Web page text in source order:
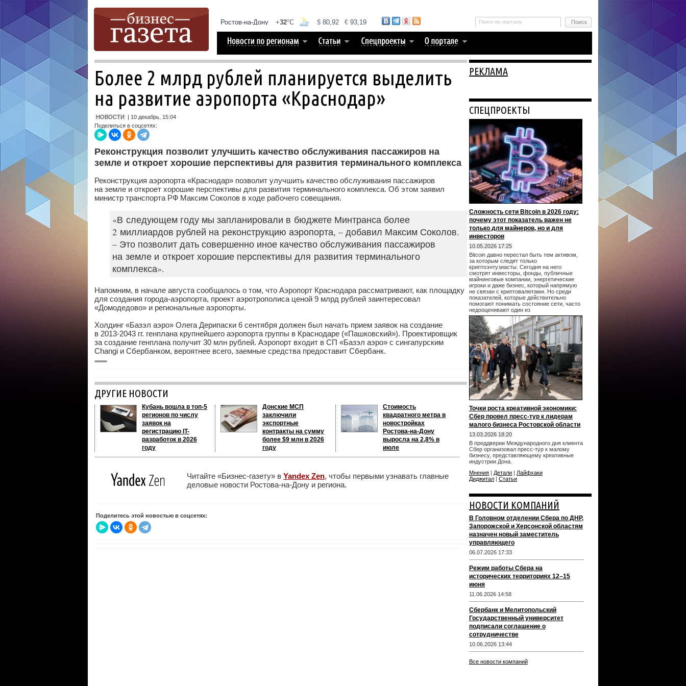
Более 2 млрд рублей планируется выделить
на развитие аэропорта «Краснодар»
НОВОСТИ
| 10 декабрь, 15:04
Поделиться в соцсетях:
Реконструкция позволит улучшить качество обслуживания пассажиров на
земле и откроет хорошие перспективы для развития терминального комплекса
Реконструкция аэропорта «Краснодар» позволит улучшить качество обслуживания пассажиров
на земле и откроет хорошие перспективы для развития терминального комплекса. Об этом заявил
министр транспорта РФ Максим Соколов в ходе рабочего совещания.
«В следующем году мы запланировали в бюджете Минтранса более
2 миллиардов рублей на реконструкцию аэропорта, – добавил Максим Соколов.
– Это позволит дать совершенно иное качество обслуживания пассажиров
на земле и откроет хорошие перспективы для развития терминального
комплекса».
Напомним, в начале августа сообщалось о том, что Аэропорт Краснодара рассматривают, как площадку
для создания города-аэропорта, проект аэротрополиса ценой 9 млрд рублей заинтересовал
«Домодедово» и региональные аэропорты.
Холдинг «Базэл аэро» Олега Дерипаски 6 сентября должен был начать прием заявок на создание
в 2013-2043 гг. генплана крупнейшего аэропорта группы в Краснодаре («Пашковский»). Проектировщик
за создание генплана получит 30 млн рублей. Аэропорт входит в СП «Базэл аэро» с сингапурским
Changi и Сбербанком, вероятнее всего, заемные средства предоставит Сбербанк.
ДРУГИЕ НОВОСТИ
Кубань вошла в топ-5
регионов по числу
заявок на
регистрацию IT-
разработок в 2026
году
Донские МСП
заключили
экспортные
контракты на сумму
более $9 млн в 2026
году
Стоимость
квадратного метра в
новостройках
Ростова-на-Дону
выросла на 2,8% в
июле
Читайте «Бизнес-газету» в Yandex Zen, чтобы первыми узнавать главные
деловые новости Ростова-на-Дону и региона.
Поделитесь этой новостью в соцсетях:
РЕКЛАМА
СПЕЦПРОЕКТЫ
Сложность сети Bitcoin в 2026 году:
почему этот показатель важен не
только для майнеров, но и для
инвесторов
10.05.2026 17:25
Bitcoin давно перестал быть тем активом,
за которым следят только
криптоэнтузиасты. Сегодня на него
смотрят инвесторы, фонды, публичные
майнинговые компании, энергетические
игроки и даже бизнес, который напрямую
не связан с криптовалютами. Но среди
показателей, которые действительно
помогают понимать состояние сети, часто
недооценивают один из
Точки роста креативной экономики:
Сбер провел пресс-тур к лидерам
малого бизнеса Ростовской области
13.03.2026 18:20
В преддверии Международного дня клиента
Сбер организовал пресс-тур к малому
бизнесу, представляющему креативные
индустрии Дона.
Мнения | Детали | Лайфхаки
Диджитал | Статьи
НОВОСТИ КОМПАНИЙ
В Головном отделении Сбера по ДНР,
Запорожской и Херсонской областям
назначен новый заместитель
управляющего
06.07.2026 17:33
Режим работы Сбера на
исторических территориях 12–15
июня
11.06.2026 14:58
Сбербанк и Мелитопольский
Государственный университет
подписали соглашение о
сотрудничестве
10.06.2026 13:44
Все новости компаний